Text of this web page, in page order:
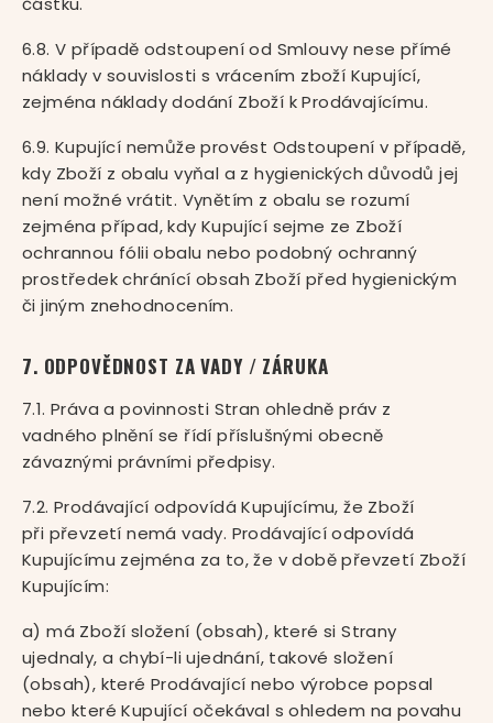
6.8. V případě odstoupení od Smlouvy nese přímé
náklady v souvislosti s vrácením zboží Kupující,
zejména náklady dodání Zboží k Prodávajícímu.
6.9. Kupující nemůže provést Odstoupení v případě,
kdy Zboží z obalu vyňal a z hygienických důvodů jej
není možné vrátit. Vynětím z obalu se rozumí
zejména případ, kdy Kupující sejme ze Zboží
ochrannou fólii obalu nebo podobný ochranný
prostředek chránící obsah Zboží před hygienickým
či jiným znehodnocením.
7. ODPOVĚDNOST ZA VADY / ZÁRUKA
7.1. Práva a povinnosti Stran ohledně práv z
vadného plnění se řídí příslušnými obecně
závaznými právními předpisy.
7.2. Prodávající odpovídá Kupujícímu, že Zboží
při převzetí nemá vady. Prodávající odpovídá
Kupujícímu zejména za to, že v době převzetí Zboží
Kupujícím:
a) má Zboží složení (obsah), které si Strany
ujednaly, a chybí-li ujednání, takové složení
(obsah), které Prodávající nebo výrobce popsal
nebo které Kupující očekával s ohledem na povahu